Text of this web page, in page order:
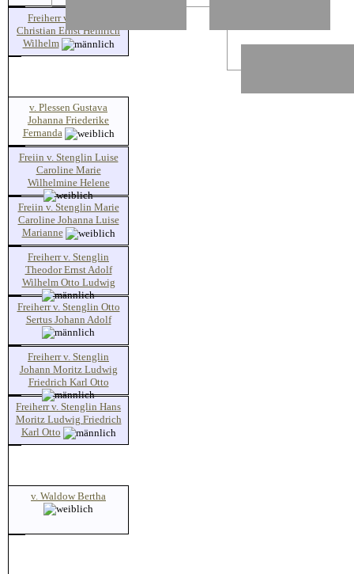
Freiherr v. Stenglin
Christian Ernst Heinrich
Wilhelm
v. Plessen Gustava
Johanna Friederike
Fernanda
Freiin v. Stenglin Luise
Caroline Marie
Wilhelmine Helene
Freiin v. Stenglin Marie
Caroline Johanna Luise
Marianne
Freiherr v. Stenglin
Theodor Ernst Adolf
Wilhelm Otto Ludwig
Freiherr v. Stenglin Otto
Sertus Johann Adolf
Freiherr v. Stenglin
Johann Moritz Ludwig
Friedrich Karl Otto
Freiherr v. Stenglin Hans
Moritz Ludwig Friedrich
Karl Otto
v. Waldow Bertha